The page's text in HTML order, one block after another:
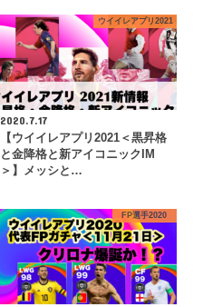
ウイイレアプリ2021
2020.7.17
【ウイイレアプリ2021＜黒昇格
と金降格と新アイコニックIM
＞】メッシと…
FP選手2020